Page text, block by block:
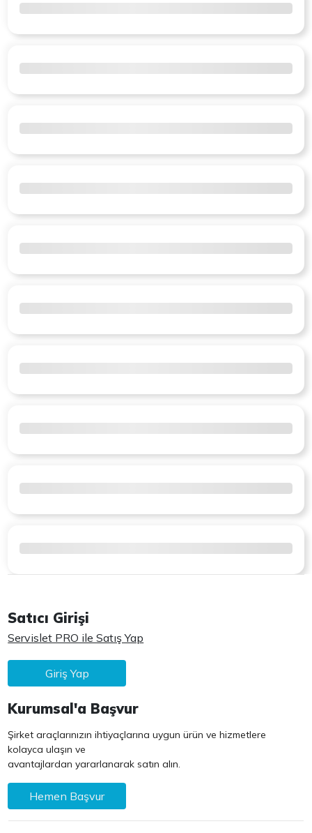
Satıcı Girişi
Servislet PRO ile Satış Yap
Giriş Yap
Kurumsal'a Başvur
Şirket araçlarınızın ihtiyaçlarına uygun ürün ve hizmetlere
kolayca ulaşın ve
avantajlardan yararlanarak satın alın.
Hemen Başvur